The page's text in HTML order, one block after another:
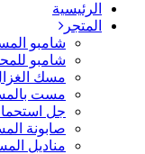
الرئيسية
المتجر
ﺷﺎﻣﺒﻮ
شامبو
ﻣﺴﻚ
ﻣﺴﺖ
جل
صابونة
مناديل